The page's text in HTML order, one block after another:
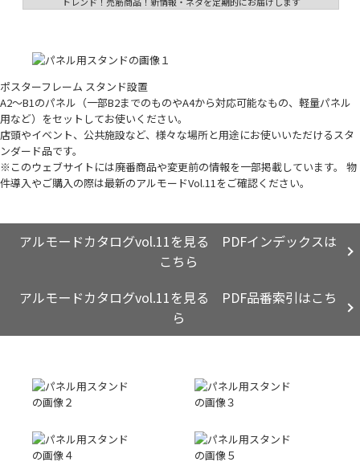
ポスターフレーム スタンド設置
A2～B1のパネル（一部B2までのものやA4から対応可能なもの、軽量パネル
用など）をセットしてお使いください。
店頭やイベント、公共施設など、様々な場所と用途にお使いいただけるスタ
ンダード品です。
※このウェブサイトには廃番商品や変更前の情報を一部掲載しています。 物
件導入やご購入の際は最新のアルモードVol.11をご確認ください。
アルモードカタログvol.11を見る PDFインデックスは
こちら
アルモードカタログvol.11を見る PDF品番索引はこち
ら